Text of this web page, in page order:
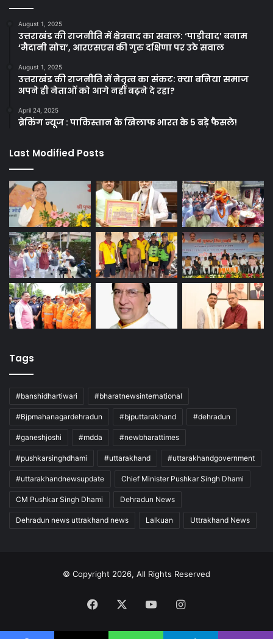
August 1, 2025
उत्तराखंड की राजनीति में क्षेत्रवाद का सवाल: ‘पाड़ीवाद’ बनाम
‘मैदानी सोच’, आरएसएस की गुरु दक्षिणा पर उठे सवाल
August 1, 2025
उत्तराखंड की राजनीति में नेतृत्व का संकट: क्या बनिया समाज
अपने ही नेताओं को आगे नहीं बढ़ने दे रहा?
April 24, 2025
ब्रेकिंग न्यूज : पाकिस्तान के खिलाफ भारत के 5 बड़े फैसले!
Last Modified Posts
Tags
#banshidhartiwari #bharatnewsinternational
#Bjpmahanagardehradun #bjputtarakhand #dehradun
#ganeshjoshi #mdda #newbharattimes
#pushkarsinghdhami #uttarakhand #uttarakhandgovernment
#uttarakhandnewsupdate Chief Minister Pushkar Singh Dhami
CM Pushkar Singh Dhami Dehradun News
Dehradun news uttrakhand news Lalkuan Uttrakhand News
© Copyright 2026, All Rights Reserved
Facebook YouTubeInstagram